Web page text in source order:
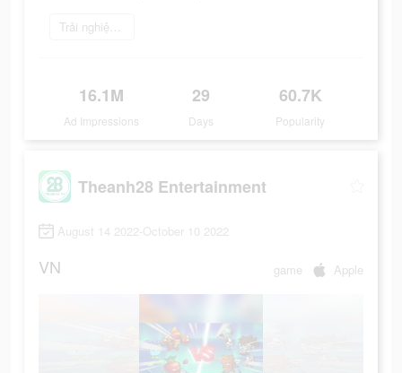
Trải nghiệm ngay
16.1M
Ad Impressions
29
Days
60.7K
Popularity
Theanh28 Entertainment
August 14 2022-October 10 2022
VN game Apple